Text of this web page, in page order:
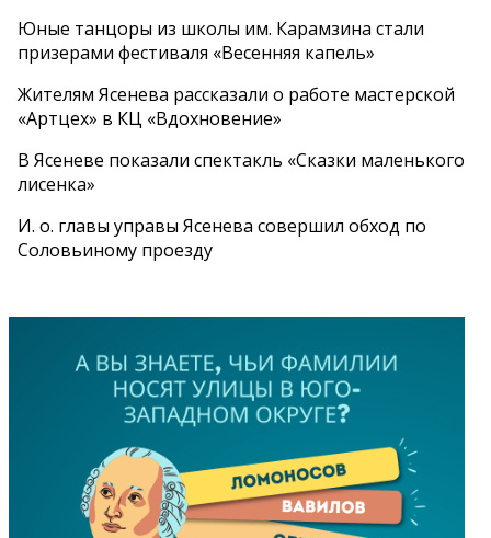
Юные танцоры из школы им. Карамзина стали
призерами фестиваля «Весенняя капель»
Жителям Ясенева рассказали о работе мастерской
«Артцех» в КЦ «Вдохновение»
В Ясеневе показали спектакль «Сказки маленького
лисенка»
И. о. главы управы Ясенева совершил обход по
Соловьиному проезду